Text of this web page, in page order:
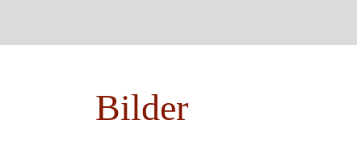
Bilder